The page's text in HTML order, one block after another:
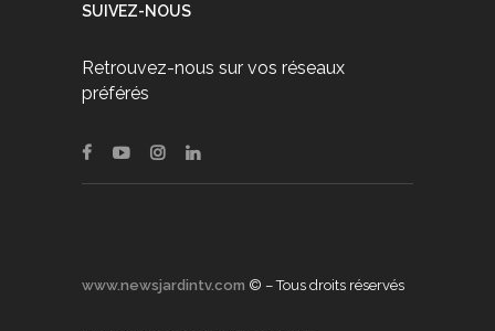
SUIVEZ-NOUS
Retrouvez-nous sur vos réseaux
préférés
www.newsjardintv.com © – Tous droits réservés